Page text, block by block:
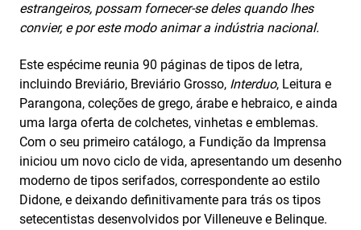
estrangeiros, possam fornecer-se deles quando lhes
convier, e por este modo animar a indústria nacional.
Este espécime reunia 90 páginas de tipos de letra,
incluindo Breviário, Breviário Grosso, Interduo, Leitura e
Parangona, coleções de grego, árabe e hebraico, e ainda
uma larga oferta de colchetes, vinhetas e emblemas.
Com o seu primeiro catálogo, a Fundição da Imprensa
iniciou um novo ciclo de vida, apresentando um desenho
moderno de tipos serifados, correspondente ao estilo
Didone, e deixando definitivamente para trás os tipos
setecentistas desenvolvidos por Villeneuve e Belinque.